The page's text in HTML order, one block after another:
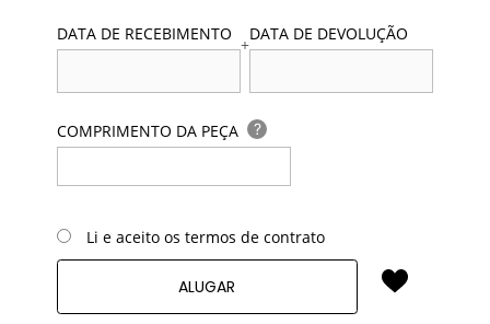
DATA DE RECEBIMENTO +DATA DE DEVOLUÇÃO
COMPRIMENTO DA PEÇA ?
Li e aceito os termos de contrato
ALUGAR